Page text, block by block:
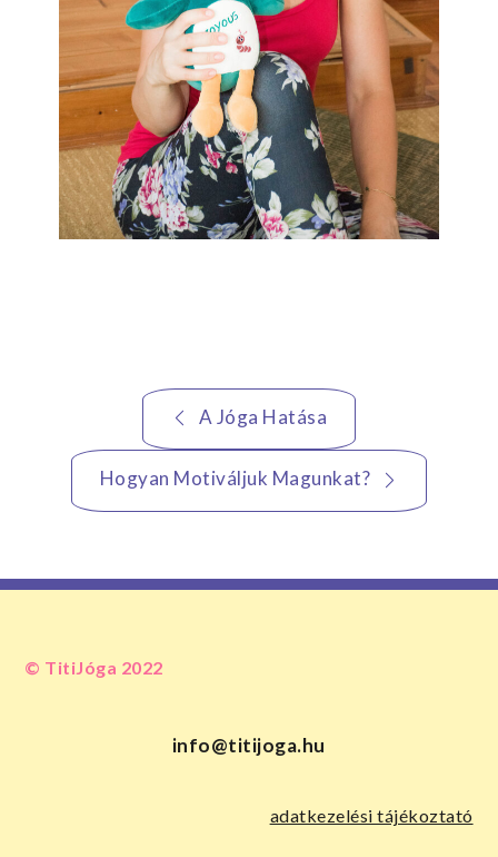
Bejegyzés
navigáció
A Jóga Hatása
Hogyan Motiváljuk Magunkat?
© TitiJóga 2022
info@titijoga.hu
adatkezelési tájékoztató